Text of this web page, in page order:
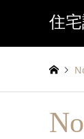
住